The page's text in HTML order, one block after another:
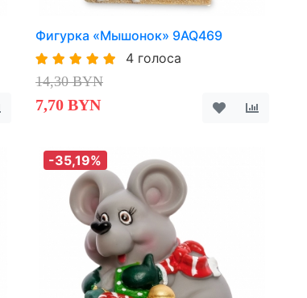
Фигурка «Мышонок» 9AQ469
4 голоса
14,30 BYN
7,70 BYN
-35,19%